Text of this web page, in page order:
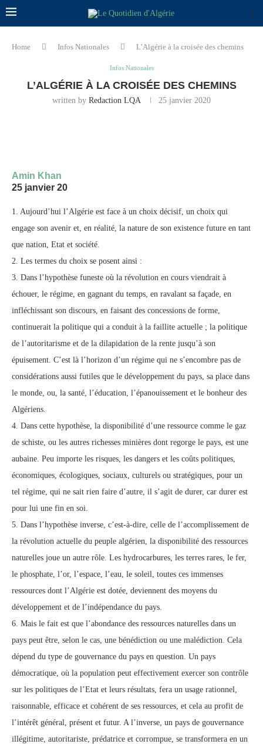
Home Infos Nationales L’Algérie à la croisée des chemins
Infos Nationales
L’ALGÉRIE À LA CROISÉE DES CHEMINS
written by Redaction LQA 25 janvier 2020
Amin Khan
25 janvier 20
1. Aujourd’hui l’Algérie est face à un choix décisif, un choix qui
engage son avenir et, en réalité, la nature de son existence future en tant
que nation, Etat et société.
2. Les termes du choix se posent ainsi :
3. Dans l’hypothèse funeste où la révolution en cours viendrait à
échouer, le régime, en gagnant du temps, en ravalant sa façade, en
infléchissant son discours, en faisant des concessions de forme,
continuerait la politique qui a conduit à la faillite actuelle ; la politique
de l’autoritarisme et de la dilapidation de la rente jusqu’à son
épuisement. C’est là l’horizon d’un régime qui ne s’encombre pas de
considérations aussi futiles que le développement du pays, sa place dans
le monde, ou, la santé, l’éducation, l’épanouissement et le bonheur des
Algériens.
4. Dans cette hypothèse, la disponibilité d’une ressource comme le gaz
de schiste, ou les autres richesses minières dont regorge le pays, est une
aubaine. Peu importe les risques, les dangers et les coûts politiques,
économiques, écologiques, sociaux, culturels ou stratégiques, pour un
tel régime, qui ne sait rien faire d’autre, il s’agit de durer, car durer est
pour lui une fin en soi.
5. Dans l’hypothèse inverse, c’est-à-dire, celle de l’accomplissement de
la révolution actuelle du peuple algérien, la disponibilité des ressources
naturelles joue un autre rôle. Les hydrocarbures, les terres rares, le fer,
le phosphate, l’or, l’espace, l’eau, le soleil, toutes ces immenses
ressources dont l’Algérie est dotée, deviennent des moyens du
développement et de l’indépendance du pays.
6. Mais le fait est que l’abondance des ressources naturelles dans un
pays peut être, selon le cas, une bénédiction ou une malédiction. Cela
dépend du type de gouvernance du pays en question. Un pays
démocratique, où la population peut effectivement exercer son contrôle
sur les politiques de l’Etat et leurs résultats, fera un usage rationnel,
raisonnable, efficace et cohérent de ses ressources, et cela au profit de
l’intérêt général, présent et futur. A l’inverse, un pays de gouvernance
illégitime, autoritariste, prédatrice et corrompue, se transformera en un